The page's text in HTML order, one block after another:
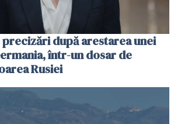
după arestarea unei
într-un dosar de
Rusiei